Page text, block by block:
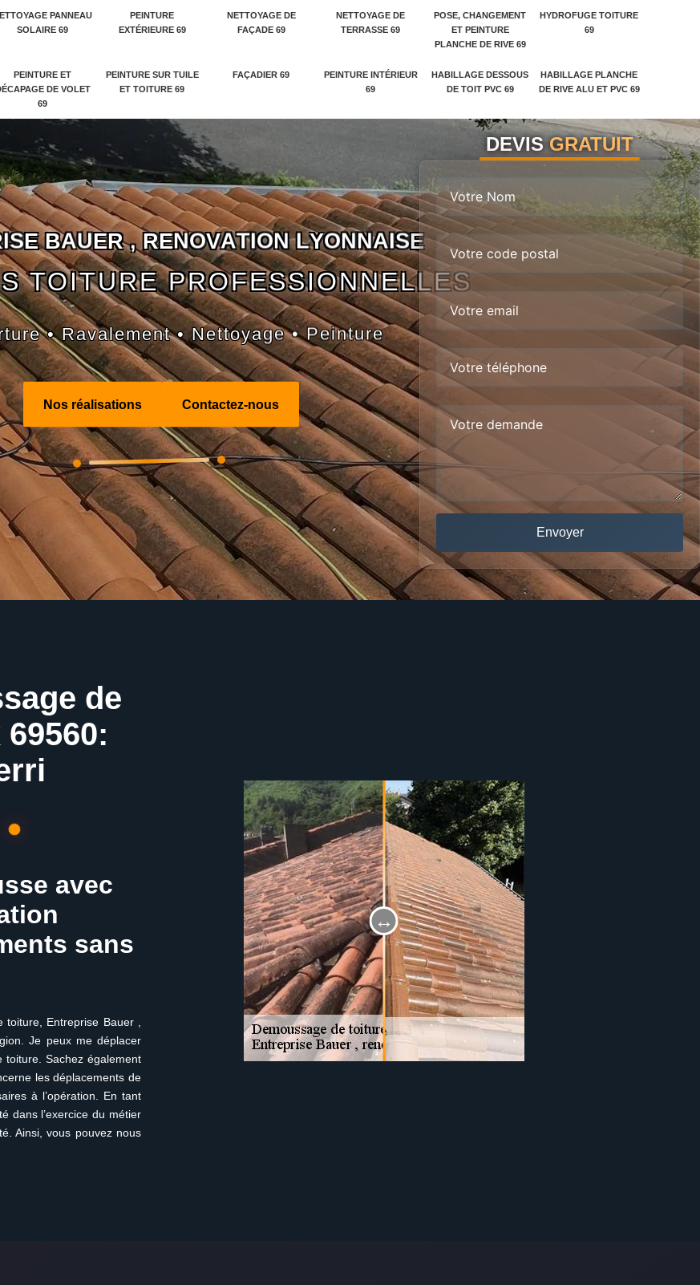
PANNEAU
SOLAIRE 69
PEINTURE
EXTÉRIEURE 69
NETTOYAGE DE
FAÇADE 69
NETTOYAGE DE
TERRASSE 69
POSE, CHANGEMENT
ET PEINTURE
PLANCHE DE RIVE 69
HYDROFUGE TOITURE
69
PEINTURE ET
DE VOLET
69
PEINTURE SUR TUILE
ET TOITURE 69
FAÇADIER 69
PEINTURE INTÉRIEUR
69
HABILLAGE DESSOUS
DE TOIT PVC 69
HABILLAGE PLANCHE
DE RIVE ALU ET PVC 69
ISE BAUER , RENOVATION LYONNAISE
TOITURE PROFESSIONNELLES
• Ravalement • Nettoyage • Peinture
Nos réalisations Contactez-nous
DEVISGRATUIT
de
avec
sans
Entreprise Bauer ,
Je peux me déplacer
toiture. Sachez également
les déplacements de
à l’opération. En tant
dans l’exercice du métier
Ainsi, vous pouvez nous